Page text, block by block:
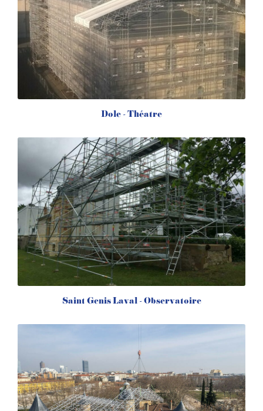
Dole - Théatre
Saint Genis Laval - Observatoire